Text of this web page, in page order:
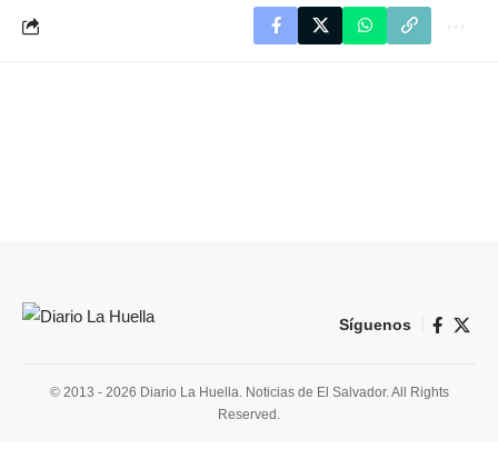
Síguenos
© 2013 - 2026 Diario La Huella. Noticias de El Salvador. All Rights
Reserved.